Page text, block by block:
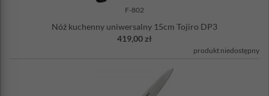
F-802
Nóż kuchenny uniwersalny 15cm Tojiro DP3
419,00 zł
produkt niedostępny